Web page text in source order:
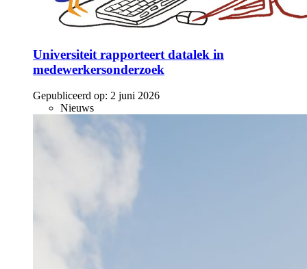
Universiteit rapporteert datalek in
medewerkersonderzoek
Gepubliceerd op: 2 juni 2026
Nieuws